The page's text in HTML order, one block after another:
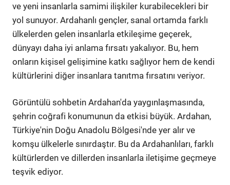
ve yeni insanlarla samimi ilişkiler kurabilecekleri bir
yol sunuyor. Ardahanlı gençler, sanal ortamda farklı
ülkelerden gelen insanlarla etkileşime geçerek,
dünyayı daha iyi anlama fırsatı yakalıyor. Bu, hem
onların kişisel gelişimine katkı sağlıyor hem de kendi
kültürlerini diğer insanlara tanıtma fırsatını veriyor.
Görüntülü sohbetin Ardahan'da yaygınlaşmasında,
şehrin coğrafi konumunun da etkisi büyük. Ardahan,
Türkiye'nin Doğu Anadolu Bölgesi'nde yer alır ve
komşu ülkelerle sınırdaştır. Bu da Ardahanlıları, farklı
kültürlerden ve dillerden insanlarla iletişime geçmeye
teşvik ediyor.